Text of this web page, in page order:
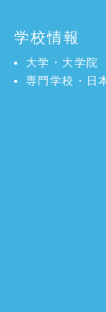
学校情報
大学・大学院
専門学校・日